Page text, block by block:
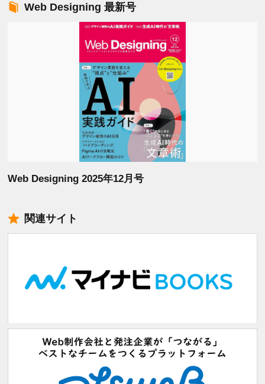
Web Designing 最新号
Web Designing 2025年12月号
関連サイト